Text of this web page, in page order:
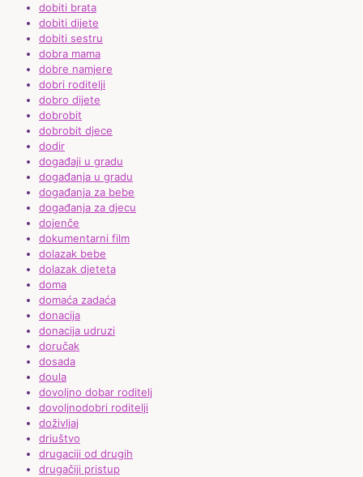
dobiti brata
dobiti dijete
dobiti sestru
dobra mama
dobre namjere
dobri roditelji
dobro dijete
dobrobit
dobrobit djece
dodir
događaji u gradu
događanja u gradu
događanja za bebe
događanja za djecu
dojenče
dokumentarni film
dolazak bebe
dolazak djeteta
doma
domaća zadaća
donacija
donacija udruzi
doručak
dosada
doula
dovoljno dobar roditelj
dovoljnodobri roditelji
doživljaj
driuštvo
drugaciji od drugih
drugačiji pristup